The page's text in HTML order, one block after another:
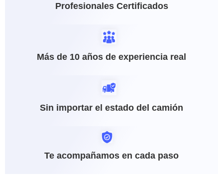
Profesionales Certificados
Más de 10 años de experiencia real
Sin importar el estado del camión
Te acompañamos en cada paso